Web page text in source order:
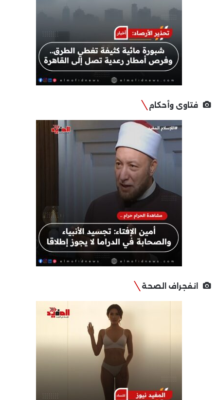
فتاوى وأحكام
انفجراف الصحة